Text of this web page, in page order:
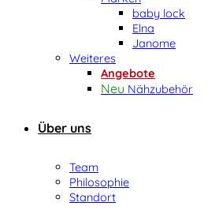
baby lock
Elna
Janome
Weiteres
Angebote
Nähzubehör
Über uns
Team
Philosophie
Standort